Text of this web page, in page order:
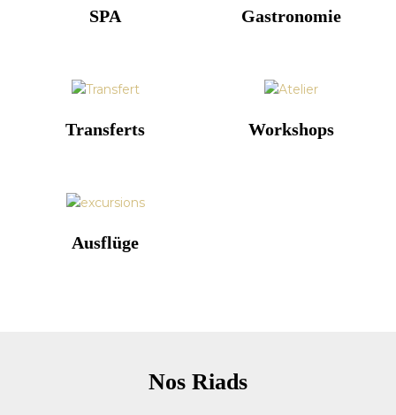
SPA Gastronomie
Transferts Workshops
Ausflüge
Nos Riads